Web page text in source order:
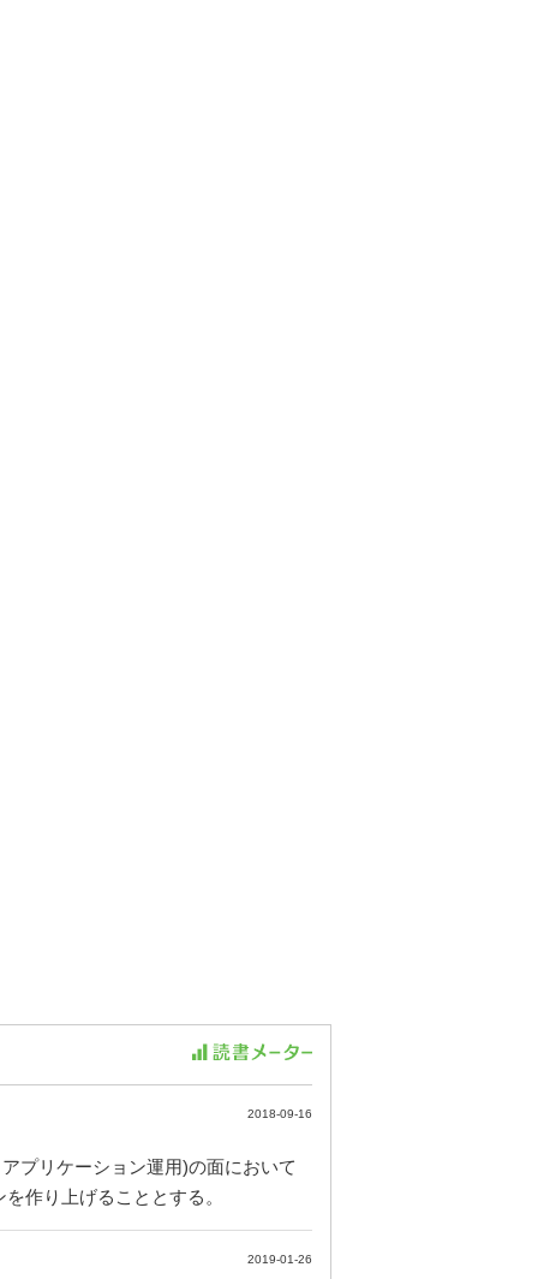
2018-09-16
プリケーション運用)の面において
作り上げることとする。
2019-01-26